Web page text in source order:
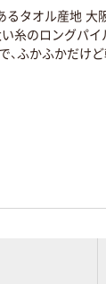
タオル産地
糸のロングパ
ふかふかだけ